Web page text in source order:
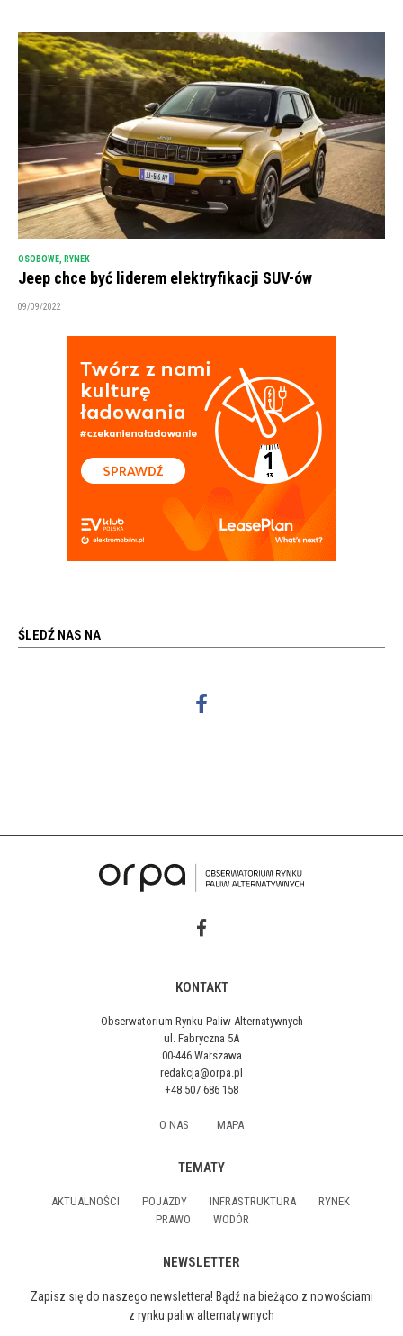
OSOBOWE, RYNEK
Jeep chce być liderem elektryfikacji SUV-ów
09/09/2022
ŚLEDŹ NAS NA
KONTAKT
Obserwatorium Rynku Paliw Alternatywnych
ul. Fabryczna 5A
00-446 Warszawa
redakcja@orpa.pl
+48 507 686 158
O NAS MAPA
TEMATY
AKTUALNOŚCI POJAZDY INFRASTRUKTURA
RYNEK
PRAWO
WODÓR
NEWSLETTER
Zapisz się do naszego newslettera! Bądź na bieżąco z nowościami
z rynku paliw alternatywnych